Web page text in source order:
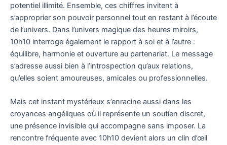
potentiel illimité. Ensemble, ces chiffres invitent à
s’approprier son pouvoir personnel tout en restant à l’écoute
de l’univers. Dans l’univers magique des heures miroirs,
10h10 interroge également le rapport à soi et à l’autre :
équilibre, harmonie et ouverture au partenariat. Le message
s’adresse aussi bien à l’introspection qu’aux relations,
qu’elles soient amoureuses, amicales ou professionnelles.
Mais cet instant mystérieux s’enracine aussi dans les
croyances angéliques où il représente un soutien discret,
une présence invisible qui accompagne sans imposer. La
rencontre fréquente avec 10h10 devient alors un clin d’œil